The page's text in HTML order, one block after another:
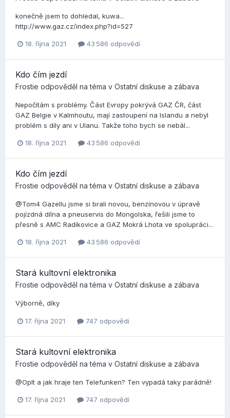
konečně jsem to dohledal, kuwa...
http://www.gaz.cz/index.php?id=527
18. října 2021 43 586 odpovědí
Kdo čím jezdí
Frostie odpověděl na téma v Ostatní diskuse a zábava
Nepočítám s problémy. Část Evropy pokrývá GAZ ČR, část
GAZ Belgie v Kalmhoutu, mají zastoupení na Islandu a nebyl
problém s díly ani v Ulanu. Takže toho bych se nebál...
18. října 2021 43 586 odpovědí
Kdo čím jezdí
Frostie odpověděl na téma v Ostatní diskuse a zábava
@Tom4 Gazellu jsme si brali novou, benzínovou v úpravě
pojízdná dílna a pneuservis do Mongolska, řešili jsme to
přesně s AMC Radíkovice a GAZ Mokrá Lhota ve spolupráci...
18. října 2021 43 586 odpovědí
Stará kultovní elektronika
Frostie odpověděl na téma v Ostatní diskuse a zábava
Výborně, díky
17. října 2021 747 odpovědí
Stará kultovní elektronika
Frostie odpověděl na téma v Ostatní diskuse a zábava
@Oplt a jak hraje ten Telefunken? Ten vypadá taky parádně!
17. října 2021 747 odpovědí